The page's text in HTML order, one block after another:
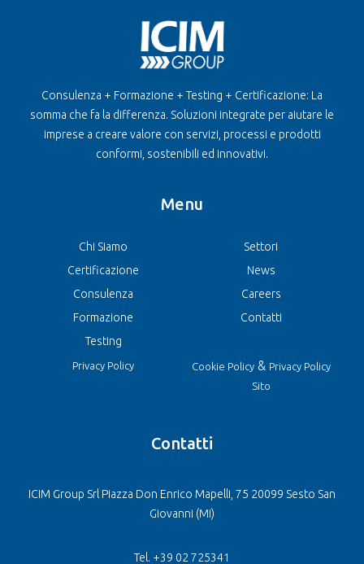
Consulenza + Formazione + Testing + Certificazione: La
somma che fa la differenza. Soluzioni integrate per aiutare le
imprese a creare valore con servizi, processi e prodotti
conformi, sostenibili ed innovativi.
Menu
Chi Siamo
Certificazione
Consulenza
Formazione
Testing
Privacy Policy
Settori
News
Careers
Contatti
Cookie Policy& Privacy Policy
Sito
Contatti
ICIM Group Srl Piazza Don Enrico Mapelli, 75 20099 Sesto San
Giovanni (MI)
Tel. +39 02 725341